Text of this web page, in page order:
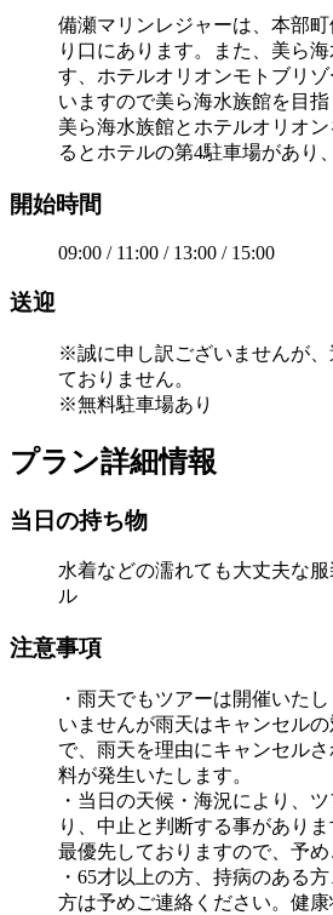
備瀬マリンレジャーは、本部
り口にあります。また、美ら
す、ホテルオリオンモトブリ
いますので美ら海水族館を目指
美ら海水族館とホテルオリオ
るとホテルの第4駐車場があり
開始時間
09:00 / 11:00 / 13:00 / 15:00
送迎
※誠に申し訳ございませんが
ておりません。
※無料駐車場あり
プラン詳細情報
当日の持ち物
水着などの濡れても大丈夫な
ル
注意事項
・雨天でもツアーは開催いた
いませんが雨天はキャンセル
で、雨天を理由にキャンセル
料が発生いたします。
・当日の天候・海況により、
り、中止と判断する事があり
最優先しておりますので、予め
・65才以上の方、持病のある
方は予めご連絡ください。健